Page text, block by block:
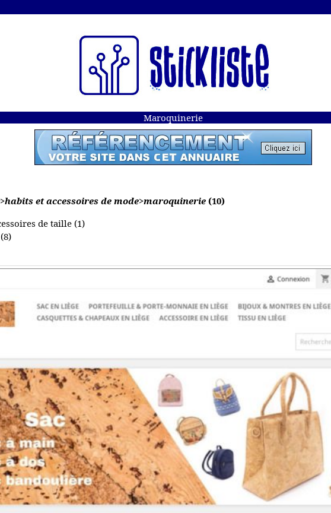
Maroquinerie
et accessoires de mode>maroquinerie (10)
de taille (1)